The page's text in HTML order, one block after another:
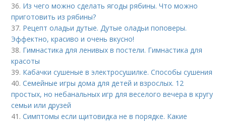
36. Из чего можно сделать ягоды рябины. Что можно
приготовить из рябины?
37. Рецепт оладьи дутые. Дутые оладьи поповеры.
Эффектно, красиво и очень вкусно!
38. Гимнастика для ленивых в постели. Гимнастика для
красоты
39. Кабачки сушеные в электросушилке. Способы сушения
40.Семейные игры дома для детей и взрослых. 12
простых, но небанальных игр для веселого вечера в кругу
семьи или друзей
41.Симптомы если щитовидка не в порядке. Какие